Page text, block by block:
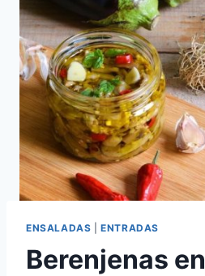
ENSALADAS |ENTRADAS
Berenjenas en